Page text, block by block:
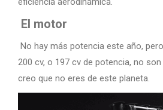
El motor
No hay más potencia este año,
200 cv, o 197 cv de potencia, no
creo que no eres de este planeta.